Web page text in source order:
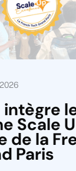
2026
Scale
de la
Paris